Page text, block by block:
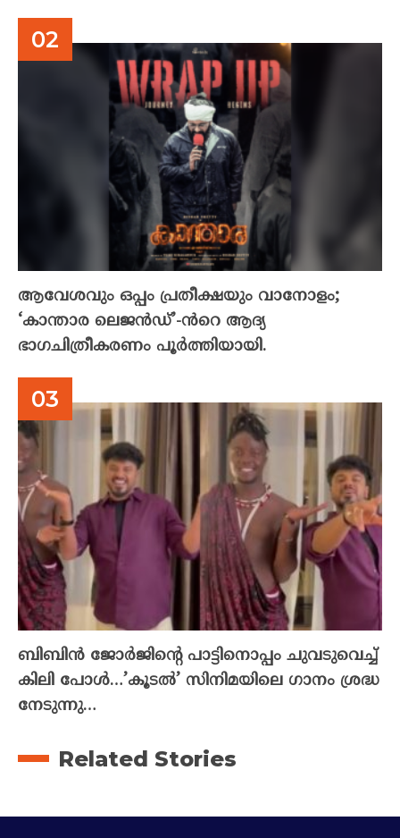
ആവേശവും ഒപ്പം പ്രതീക്ഷയും വാനോളം;
‘കാന്താര ലെജൻഡ്’-ൻറെ ആദ്യ
ഭാഗചിത്രീകരണം പൂർത്തിയായി.
ബിബിൻ ജോർജിന്റെ പാട്ടിനൊപ്പം ചുവടുവെച്ച്
കിലി പോൾ…’കൂടൽ’ സിനിമയിലെ ഗാനം ശ്രദ്ധ
നേടുന്നു…
Related Stories